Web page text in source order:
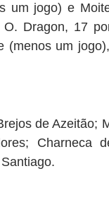
um jogo) e
O. Dragon, 17
(menos um jogo),
de Azeitão;
Charneca
Santiago.